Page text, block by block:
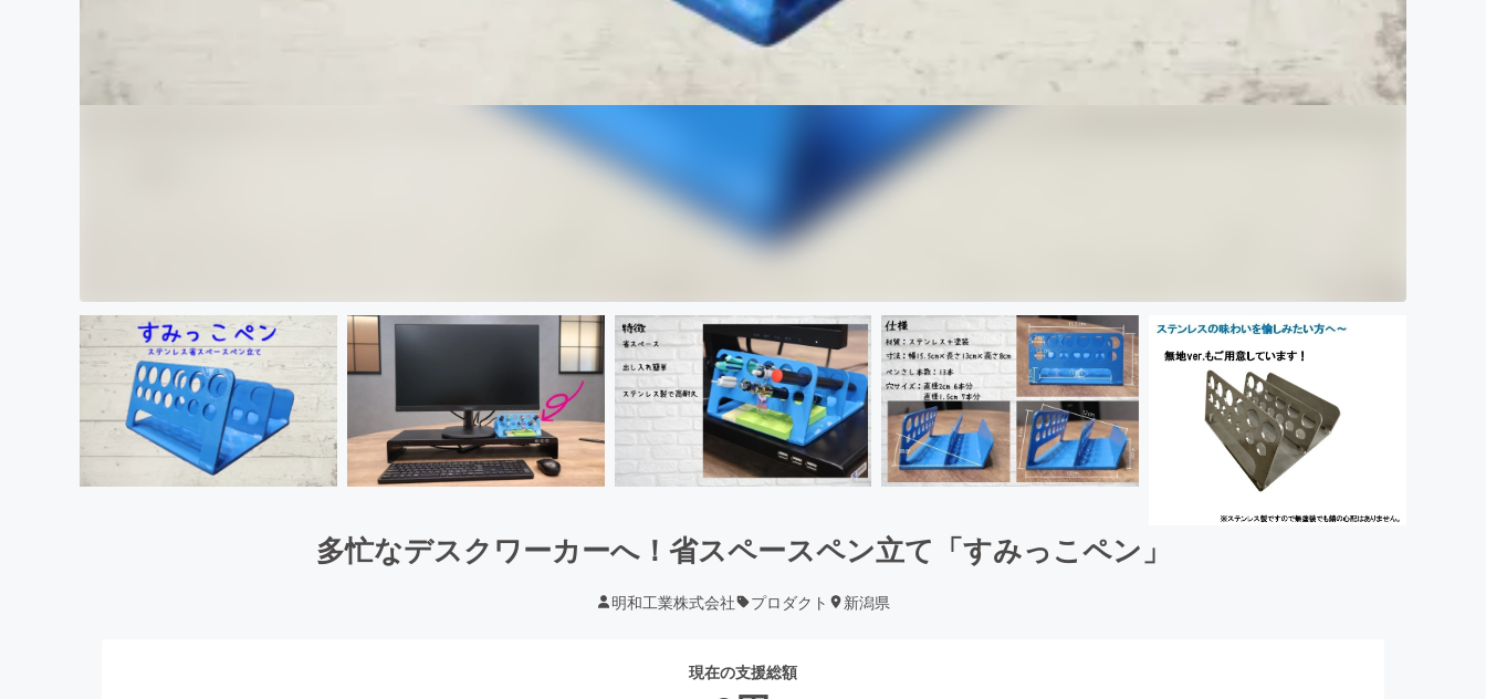
多忙なデスクワーカーへ！省スペースペン立て「すみっこペン」
明和工業株式会社 プロダクト 新潟県
現在の支援総額